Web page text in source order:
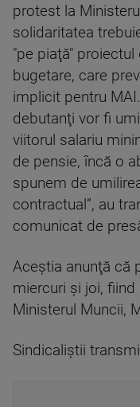
protest la
solidaritatea
"pe piaţă"
bugetare, care
implicit pentru
debutanţi vor fi
viitorul salariu
de pensie, încă o
spunem de
contractual”, au
comunicat de
Aceştia anunţă că
miercuri şi joi,
Ministerul Muncii,
Sindicaliştii